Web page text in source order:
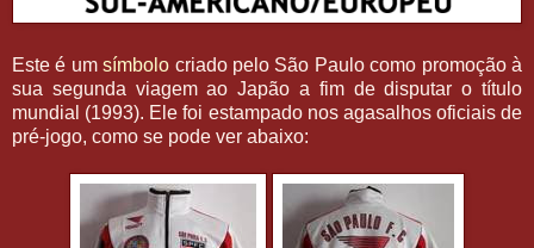
Este é umsímbolo criado pelo São Paulo como promoção à
sua segunda viagem ao Japão a fim de disputar o título
mundial (1993). Ele foi estampado nos agasalhos oficiais de
pré-jogo, como se pode ver abaixo: